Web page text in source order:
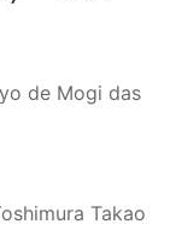
de Mogi das
Takao